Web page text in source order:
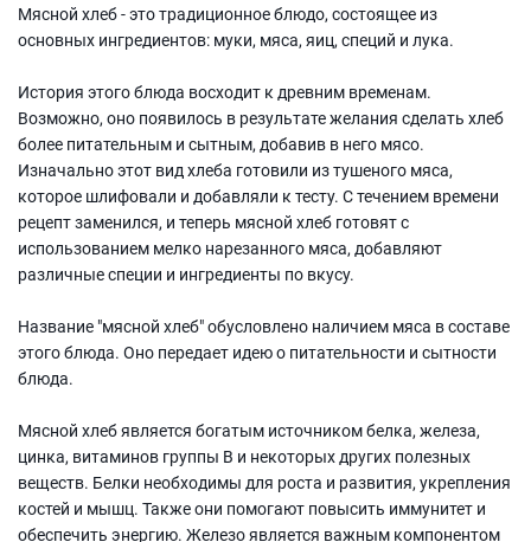
Мясной хлеб - это традиционное блюдо, состоящее из
основных ингредиентов: муки, мяса, яиц, специй и лука.
История этого блюда восходит к древним временам.
Возможно, оно появилось в результате желания сделать хлеб
более питательным и сытным, добавив в него мясо.
Изначально этот вид хлеба готовили из тушеного мяса,
которое шлифовали и добавляли к тесту. С течением времени
рецепт заменился, и теперь мясной хлеб готовят с
использованием мелко нарезанного мяса, добавляют
различные специи и ингредиенты по вкусу.
Название "мясной хлеб" обусловлено наличием мяса в составе
этого блюда. Оно передает идею о питательности и сытности
блюда.
Мясной хлеб является богатым источником белка, железа,
цинка, витаминов группы В и некоторых других полезных
веществ. Белки необходимы для роста и развития, укрепления
костей и мышц. Также они помогают повысить иммунитет и
обеспечить энергию. Железо является важным компонентом